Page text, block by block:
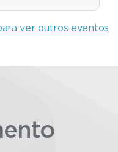
ver outros eventos